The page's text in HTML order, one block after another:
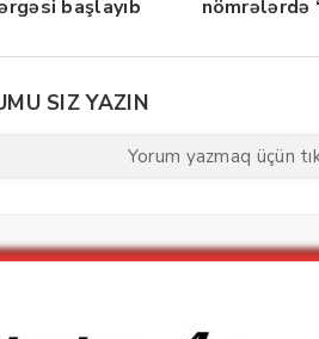
başlayıb
nömrələrdə
SIZ YAZIN
Yorum yazmaq üçün